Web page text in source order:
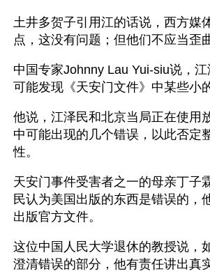
土井多贺子引用江的话说，西方媒
点，这没有问题；但他们不应当歪
中国专家Johnny Lau Yui-siu说，
可能发现《天安门文件》中某些小
他说，江泽民和北京当局正在使用
中可能出现的几个错误，以此否定
性。
天安门事件受害者之一的母亲丁子
民认为美国出版的东西是错误的，
出版官方文件。
这位中国人民大学退休的教授说，
澄清错误的部分，他有责任讲出真